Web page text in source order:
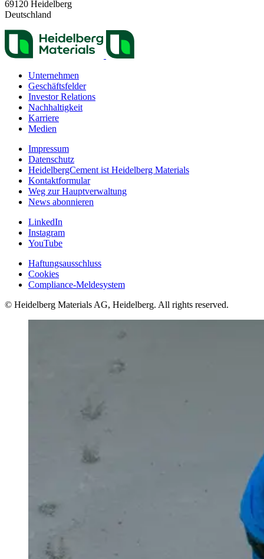
69120 Heidelberg
Deutschland
Unternehmen
Geschäftsfelder
Investor Relations
Nachhaltigkeit
Karriere
Medien
Impressum
Datenschutz
HeidelbergCement ist Heidelberg Materials
Kontaktformular
Weg zur Hauptverwaltung
News abonnieren
LinkedIn
Instagram
YouTube
Haftungsausschluss
Cookies
Compliance-Meldesystem
© Heidelberg Materials AG, Heidelberg. All rights reserved.